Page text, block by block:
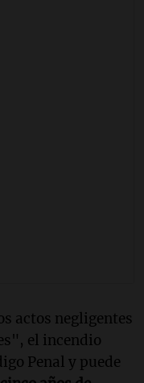
actos negligentes
el incendio
Penal y puede